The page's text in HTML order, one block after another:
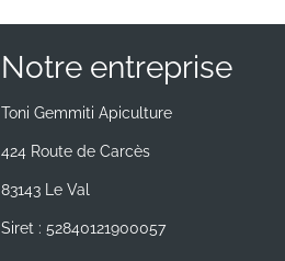
Notre entreprise
Toni Gemmiti Apiculture
424 Route de Carcès
83143 Le Val
Siret : 52840121900057